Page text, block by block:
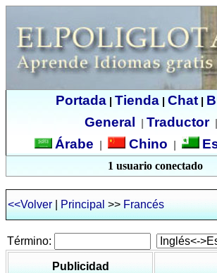
Portada| Tienda| Chat|
General
Traductor|
Árabe Chino
1 usuario conectado
<<Volver|Principal >>Francés
Término:
Publicidad